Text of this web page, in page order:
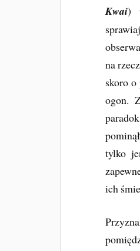
Kwai)
na
skoro
ogon.
tylko
ich